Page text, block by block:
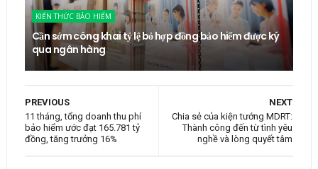
KIẾN THỨC BẢO HIỂM
Cần sớm công khai tỷ lệ bỏ hợp đồng bảo hiểm được ký
qua ngân hàng
NEXT
Chia sẻ của kiện tướng MDRT:
Thành công đến từ tình yêu
nghề và lòng quyết tâm
PREVIOUS
11 tháng, tổng doanh thu phí
bảo hiểm ước đạt 165.781 tỷ
đồng, tăng trưởng 16%